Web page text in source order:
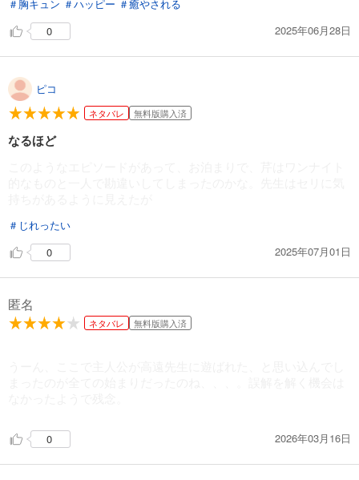
＃胸キュン ＃ハッピー ＃癒やされる
0
2025年06月28日
ピコ
ネタバレ 無料版購入済
なるほど
＃じれったい
0
2025年07月01日
匿名
ネタバレ 無料版購入済
0 2026年03月16日